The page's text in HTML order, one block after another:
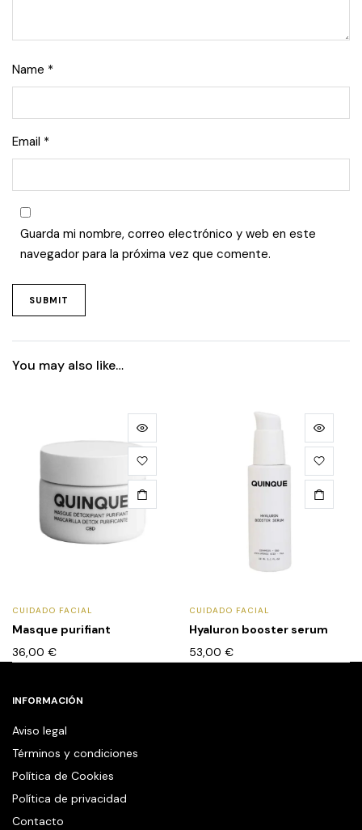
Name *
Email *
Guarda mi nombre, correo electrónico y web en este
navegador para la próxima vez que comente.
You may also like…
CUIDADO FACIAL
Masque purifiant
36,00 €
CUIDADO FACIAL
Hyaluron booster serum
53,00 €
INFORMACIÓN
Aviso legal
Términos y condiciones
Política de Cookies
Política de privacidad
Contacto